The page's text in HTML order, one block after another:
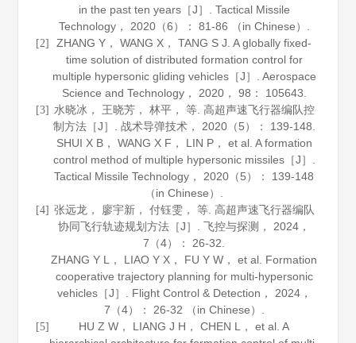
in the past ten years［J］. Tactical Missile
Technology， 2020（6）： 81-86 （in Chinese）.
[2]
ZHANG Y， WANG X， TANG S J. A globally fixed-
time solution of distributed formation control for
multiple hypersonic gliding vehicles［J］. Aerospace
Science and Technology， 2020， 98 ： 105643.
[3] 水晓冰， 王晓芳， 林平， 等. 高超声速飞行器编队控
制方法［J］. 战术导弹技术， 2020（5）： 139-148.
SHUI X B， WANG X F， LIN P， et al. A formation
control method of multiple hypersonic missiles［J］.
Tactical Missile Technology ， 2020 （5）： 139-148
（in Chinese）.
[4] 张远龙， 廖宇新， 付钰雯， 等. 高超声速飞行器编队
协同飞行轨迹规划方法［J］.飞控与探测 ， 2024 ，
7 （4）： 26-32.
ZHANG Y L， LIAO Y X， FU Y W， et al. Formation
cooperative trajectory planning for multi-hypersonic
vehicles［J］. Flight Control & Detection ， 2024，
7 （4）： 26-32 （in Chinese）.
[5]
HU Z W， LIANG J H， CHEN L， et al. A